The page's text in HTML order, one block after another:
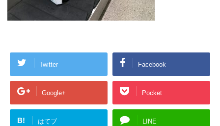
Twitter Facebook
Google+ Pocket
B! はてブ LINE